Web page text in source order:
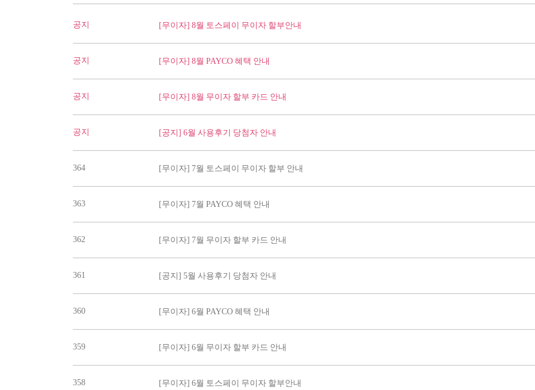
공지 [무이자] 8월 토스페이 무이자 할부안내
공지 [무이자] 8월 PAYCO 혜택 안내
공지 [무이자] 8월 무이자 할부 카드 안내
공지 [공지] 6월 사용후기 당첨자 안내
364 [무이자] 7월 토스페이 무이자 할부 안내
363 [무이자] 7월 PAYCO 혜택 안내
362 [무이자] 7월 무이자 할부 카드 안내
361 [공지] 5월 사용후기 당첨자 안내
360 [무이자] 6월 PAYCO 혜택 안내
359 [무이자] 6월 무이자 할부 카드 안내
358 [무이자] 6월 토스페이 무이자 할부안내